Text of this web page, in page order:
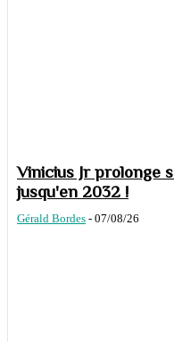
Vinicius Jr prolonge
jusqu'en 2032 !
Gérald Bordes - 07/08/26